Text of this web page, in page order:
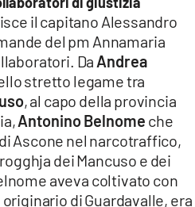
il capitano Alessandro
del pm Annamaria
Da Andrea
stretto legame tra
, al capo della provincia
Antonino Belnome che
Ascone nel narcotraffico,
dei Mancuso e dei
aveva coltivato con
di Guardavalle, era